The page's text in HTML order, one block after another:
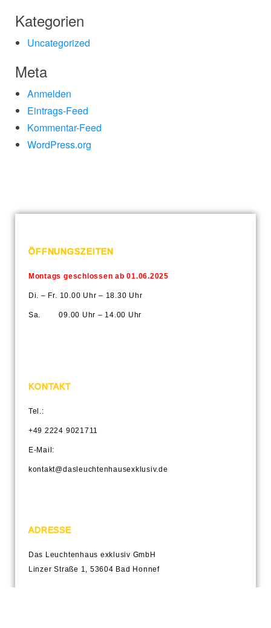
Kategorien
Uncategorized
Meta
Anmelden
Eintrags-Feed
Kommentar-Feed
WordPress.org
ÖFFNUNGSZEITEN
Montags geschlossen ab 01.06.2025
Di. – Fr. 10.00 Uhr – 18.30 Uhr
Sa. 09.00 Uhr – 14.00 Uhr
KONTAKT
Tel.:
+49 2224 9021711
E-Mail:
kontakt@dasleuchtenhausexklusiv.de
ADRESSE
Das Leuchtenhaus exklusiv GmbH
Linzer Straße 1, 53604 Bad Honnef